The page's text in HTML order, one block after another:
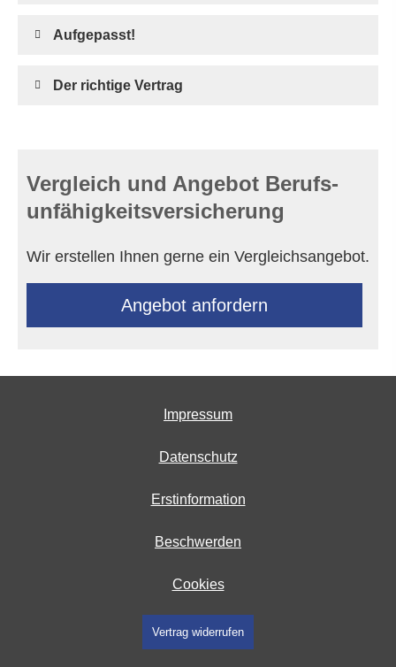
Aufgepasst!
Der richtige Vertrag
Vergleich und Angebot Berufs­
unfähig­keitsversicherung
Wir erstellen Ihnen gerne ein Vergleichsangebot.
An­ge­bot an­for­dern
Impressum
Datenschutz
Erstinformation
Beschwerden
Cookies
Vertrag widerrufen